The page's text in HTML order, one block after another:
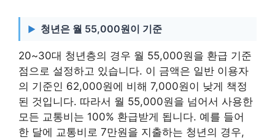
청년은 월 55,000원이 기준
20~30대 청년층의 경우 월 55,000원을 환급 기준
점으로 설정하고 있습니다. 이 금액은 일반 이용자
의 기준인 62,000원에 비해 7,000원이 낮게 책정
된 것입니다. 따라서 월 55,000원을 넘어서 사용한
모든 교통비는 100% 환급받게 됩니다. 예를 들어
한 달에 교통비로 7만원을 지출하는 청년의 경우,